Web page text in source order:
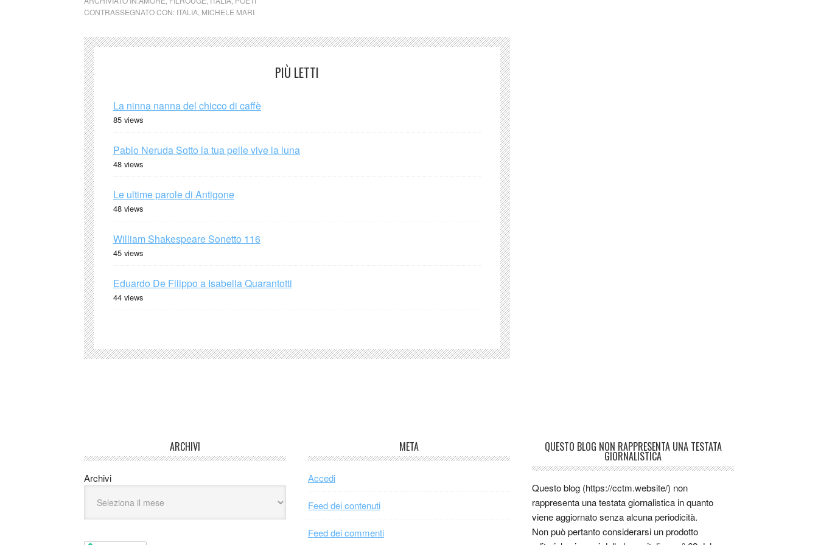
CONTRASSEGNATO CON: ITALIA MICHELE MARI
PIÙ LETTI
La ninna nanna del chicco di caffè
85 views
Pablo Neruda Sotto la tua pelle vive la luna
48 views
Le ultime parole di Antigone
48 views
William Shakespeare Sonetto 116
45 views
Eduardo De Filippo a Isabella Quarantotti
44 views
ARCHIVI
Archivi
META
Accedi
Feed dei contenuti
Feed dei commenti
QUESTO BLOG NON RAPPRESENTA UNA TESTATA
GIORNALISTICA
Questo blog (https://cctm.website/) non
rappresenta una testata giornalistica in quanto
viene aggiornato senza alcuna periodicità.
Non può pertanto considerarsi un prodotto